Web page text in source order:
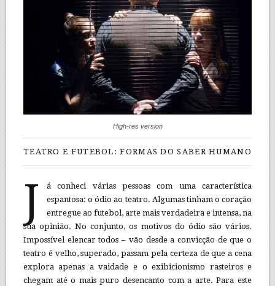
High-res version
TEATRO E FUTEBOL: FORMAS DO SABER HUMANO
J
á conheci várias pessoas com uma característica
espantosa: o ódio ao teatro. Algumas tinham o coração
entregue ao futebol, arte mais verdadeira e intensa, na
sua opinião. No conjunto, os motivos do ódio são vários.
Impossível elencar todos – vão desde a convicção de que o
teatro é velho, superado, passam pela certeza de que a cena
explora apenas a vaidade e o exibicionismo rasteiros e
chegam até o mais puro desencanto com a arte. Para este